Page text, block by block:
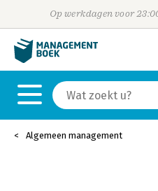
Op werkdagen voor
Algemeen management